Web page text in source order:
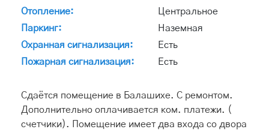
Отопление:
Центральное
Паркинг:
Наземная
Охранная сигнализация:
Есть
Пожарная сигнализация:
Есть
Сдаётся помещение в Балашихе. С ремонтом.
Дополнительно оплачивается ком. платежи. (
счетчики). Помещение имеет два входа со двора